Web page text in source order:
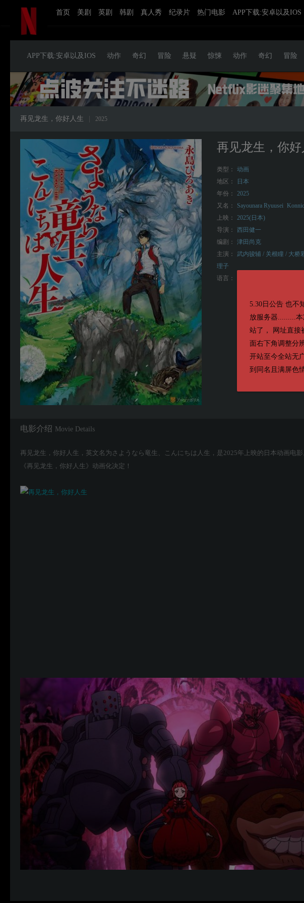
首页 美剧 英剧 韩剧 真人秀 纪录片 热门电影 APP下载:安卓以及IOS
5.30日公告 也不
放服务器.........
站了， 网址直接
面右下角调整分
开站至今全站无
到同名且满屏色
APP下载:安卓以及IOS 动作 奇幻 冒险 悬疑 惊悚 动作 奇幻 冒险
再见龙生，你好人生 2025
再见龙生，你好
类型：
动画
地区：
日本
年份：
2025
又名：
Sayounara Ryuusei
上映：
2025(日本)
导演：
西田健一
编剧：
津田尚克
主演：
武内骏辅 / 关根瞳 / 大桥
理子
语言：
电影介绍 Movie Details
再见龙生，你好人生，英文名为さようなら竜生、こんにちは人生，是2025年上映的日本动画电影
《再见龙生，你好人生》动画化决定！